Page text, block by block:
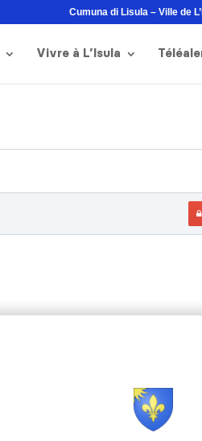
Cumuna di Lisula – Ville de
Vivre à L’Isula